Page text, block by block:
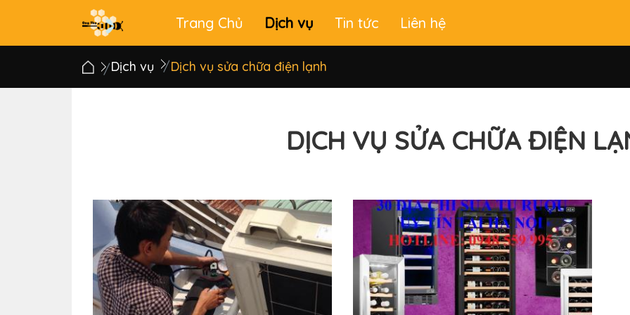
Main
menu
Trang Chủ Dịch vụ Tin tức Liên hệ
Dịch vụ Dịch vụ sửa chữa điện lạnh
DỊCH VỤ SỬA CHỮA ĐIỆN